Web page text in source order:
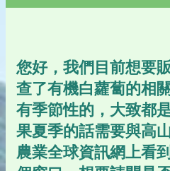
您好，我們目前想要
查了有機白蘿蔔的相
有季節性的，大致都
果夏季的話需要與高
農業全球資訊網上看